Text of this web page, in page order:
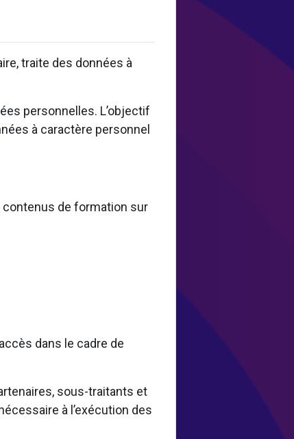
traite des données à
personnelles. L’objectif
à caractère personnel
contenus de formation sur
dans le cadre de
sous-traitants et
à l’exécution des